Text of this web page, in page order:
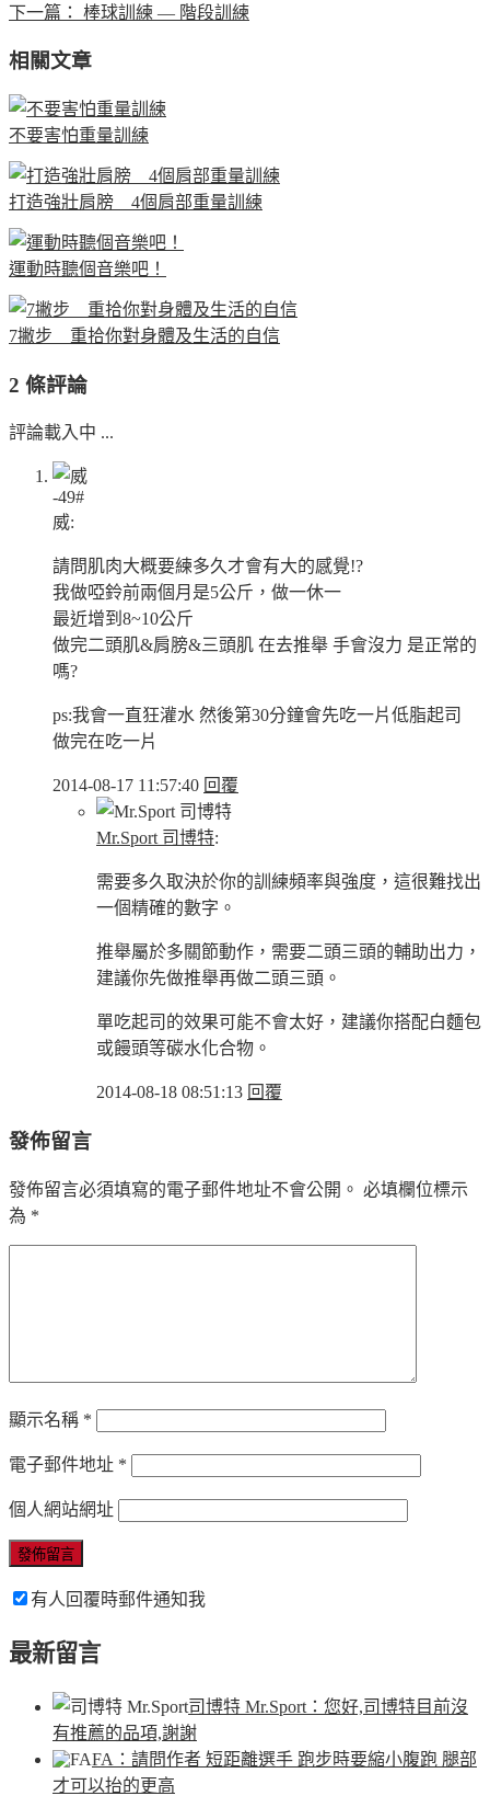
下一篇：
棒球訓練 — 階段訓練
相關文章
不要害怕重量訓練
打造強壯肩膀 4個肩部重量訓練
運動時聽個音樂吧！
7撇步 重拾你對身體及生活的自信
2 條評論
評論載入中 ...
-49#
威:
請問肌肉大概要練多久才會有大的感覺!?
我做啞鈴前兩個月是5公斤，做一休一
最近增到8~10公斤
做完二頭肌&肩膀&三頭肌 在去推舉 手會沒力 是正常的
嗎?
ps:我會一直狂灌水 然後第30分鐘會先吃一片低脂起司
做完在吃一片
2014-08-17 11:57:40 回覆
Mr.Sport 司博特:
需要多久取決於你的訓練頻率與強度，這很難找出
一個精確的數字。
推舉屬於多關節動作，需要二頭三頭的輔助出力，
建議你先做推舉再做二頭三頭。
單吃起司的效果可能不會太好，建議你搭配白麵包
或饅頭等碳水化合物。
2014-08-18 08:51:13 回覆
發佈留言
發佈留言必須填寫的電子郵件地址不會公開。 必填欄位標示
為 *
顯示名稱 *
電子郵件地址 *
個人網站網址
有人回覆時郵件通知我
最新留言
司博特 Mr.Sport ：您好,司博特目前沒
有推薦的品項,謝謝
FA ：請問作者 短距離選手 跑步時要縮小腹跑 腿部
才可以抬的更高